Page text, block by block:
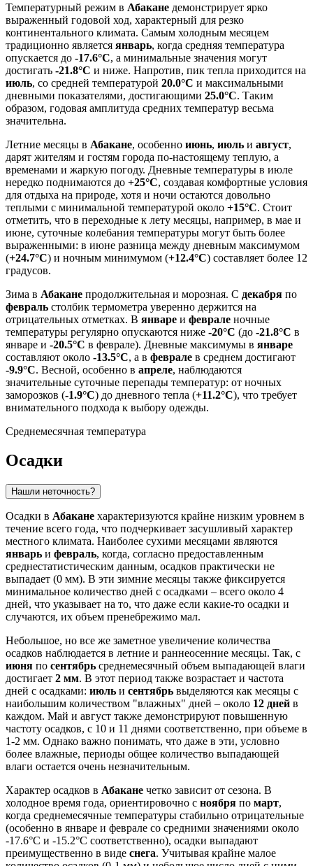
Температурный режим в Абакане демонстрирует ярко
выраженный годовой ход, характерный для резко
континентального климата. Самым холодным месяцем
традиционно является январь, когда средняя температура
опускается до -17.6°C, а минимальные значения могут
достигать -21.8°C и ниже. Напротив, пик тепла приходится на
июль, со средней температурой 20.0°C и максимальными
дневными показателями, достигающими 25.0°C. Таким
образом, годовая амплитуда средних температур весьма
значительна.
Летние месяцы в Абакане, особенно июнь, июль и август,
дарят жителям и гостям города по-настоящему теплую, а
временами и жаркую погоду. Дневные температуры в июле
нередко поднимаются до +25°C, создавая комфортные условия
для отдыха на природе, хотя и ночи остаются довольно
теплыми с минимальной температурой около +15°C. Стоит
отметить, что в переходные к лету месяцы, например, в мае и
июне, суточные колебания температуры могут быть более
выраженными: в июне разница между дневным максимумом
(+24.7°C) и ночным минимумом (+12.4°C) составляет более 12
градусов.
Зима в Абакане продолжительная и морозная. С декабря по
февраль столбик термометра уверенно держится на
отрицательных отметках. В январе и феврале ночные
температуры регулярно опускаются ниже -20°C (до -21.8°C в
январе и -20.5°C в феврале). Дневные максимумы в январе
составляют около -13.5°C, а в феврале в среднем достигают
-9.9°C. Весной, особенно в апреле, наблюдаются
значительные суточные перепады температур: от ночных
заморозков (-1.9°C) до дневного тепла (+11.2°C), что требует
внимательного подхода к выбору одежды.
Среднемесячная температура
Осадки
Нашли неточность?
Осадки в Абакане характеризуются крайне низким уровнем в
течение всего года, что подчеркивает засушливый характер
местного климата. Наиболее сухими месяцами являются
январь и февраль, когда, согласно предоставленным
среднестатистическим данным, осадков практически не
выпадает (0 мм). В эти зимние месяцы также фиксируется
минимальное количество дней с осадками – всего около 4
дней, что указывает на то, что даже если какие-то осадки и
случаются, их объем пренебрежимо мал.
Небольшое, но все же заметное увеличение количества
осадков наблюдается в летние и раннеосенние месяцы. Так, с
июня по сентябрь среднемесячный объем выпадающей влаги
достигает 2 мм. В этот период также возрастает и частота
дней с осадками: июль и сентябрь выделяются как месяцы с
наибольшим количеством "влажных" дней – около 12 дней в
каждом. Май и август также демонстрируют повышенную
частоту осадков, с 10 и 11 днями соответственно, при объеме в
1-2 мм. Однако важно понимать, что даже в эти, условно
более влажные, периоды общее количество выпадающей
влаги остается очень незначительным.
Характер осадков в Абакане четко зависит от сезона. В
холодное время года, ориентировочно с ноября по март,
когда среднемесячные температуры стабильно отрицательные
(особенно в январе и феврале со средними значениями около
-17.6°C и -15.2°C соответственно), осадки выпадают
преимущественно в виде снега. Учитывая крайне малое